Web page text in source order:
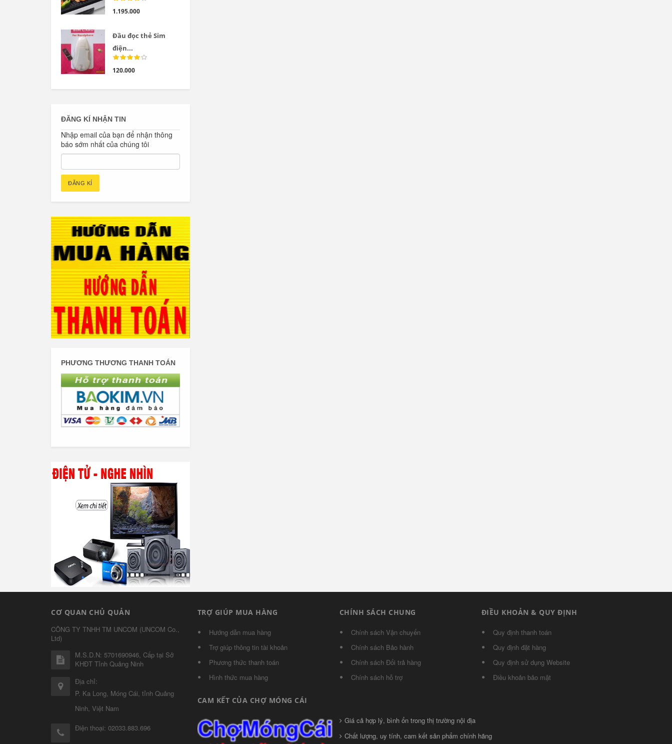
1.195.000
Đầu đọc thẻ Sim
điện...
120.000
ĐĂNG KÍ NHẬN TIN
Nhập email của bạn để nhận thông
báo sớm nhất của chúng tôi
PHƯƠNG THƯƠNG THANH TOÁN
CƠ QUAN CHỦ QUẢN
CÔNG TY TNHH TM UNCOM (UNCOM Co.,
Ltd)
M.S.D.N: 5701690946, Cấp tại Sở
KHĐT Tỉnh Quảng Ninh
Địa chỉ:
P. Ka Long, Móng Cái, tỉnh Quảng
Ninh, Việt Nam
Điện thoại: 02033.883.696
TRỢ GIÚP MUA HÀNG
Hướng dẫn mua hàng
Trợ giúp thông tin tài khoản
Phương thức thanh toán
Hình thức mua hàng
CHÍNH SÁCH CHUNG
Chính sách Vận chuyển
Chính sách Bảo hành
Chính sách Đổi trả hàng
Chính sách hỗ trợ
ĐIỀU KHOẢN & QUY ĐỊNH
Quy định thanh toán
Quy định đặt hàng
Quy định sử dụng Website
Điều khoản bảo mật
CAM KẾT CỦA CHỢ MÓNG CÁI
Giá cả hợp lý, bình ổn trong thị trường nội địa
Chất lượng, uy tính, cam kết sản phẩm chính hãng